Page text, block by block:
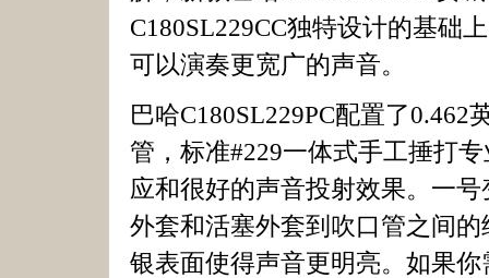
C180SL229CC独特设计的基础
可以演奏更宽广的声音。
巴哈C180SL229PC配置了0.462
管，标准#229一体式手工捶打
应和很好的声音投射效果。一
外套和活塞外套到吹口管之间
银表面使得声音更明亮。如果